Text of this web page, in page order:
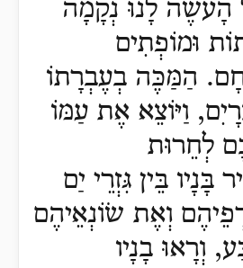
הָעֹשֶׂה לָנוּ נְקָמָה
וּמוֹפְתִים
הַמַּכֶּה בְעֶבְרָתוֹ
וַיּוֹצֵא אֶת עַמּוֹ
לְחֵרוּת
בָּנָיו בֵּין גִּזְרֵי יַם
וְאֶת שׂוֹנְאֵיהֶם
וְרָאוּ בָנָיו